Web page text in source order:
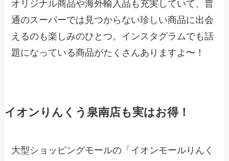
オリジナル商品や海外輸入品も充実していて、普
通のスーパーでは見つからない珍しい商品に出会
えるのも楽しみのひとつ。インスタグラムでも話
題になっている商品がたくさんありますよ〜！
イオンりんくう泉南店も実はお得！
大型ショッピングモールの「イオンモールりんく